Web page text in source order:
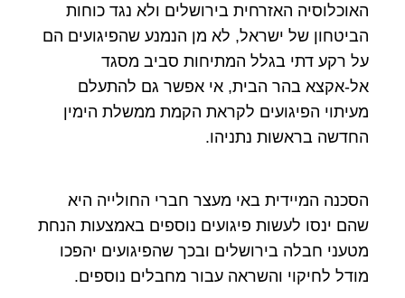
האוכלוסיה האזרחית בירושלים ולא נגד כוחות
הביטחון של ישראל, לא מן הנמנע שהפיגועים הם
על רקע דתי בגלל המתיחות סביב מסגד
אל-אקצא בהר הבית, אי אפשר גם להתעלם
מעיתוי הפיגועים לקראת הקמת ממשלת הימין
החדשה בראשות נתניהו.
הסכנה המיידית באי מעצר חברי החולייה היא
שהם ינסו לעשות פיגועים נוספים באמצעות הנחת
מטעני חבלה בירושלים ובכך שהפיגועים יהפכו
מודל לחיקוי והשראה עבור מחבלים נוספים.